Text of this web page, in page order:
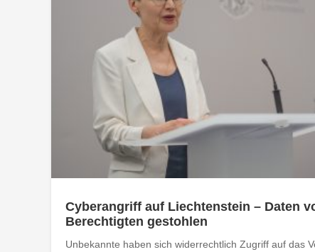
Cyberangriff auf Liechtenstein – Daten
Berechtigten gestohlen
Unbekannte haben sich widerrechtlich Zugriff auf das